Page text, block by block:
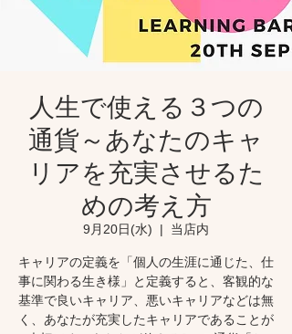
人生で使える３つの
通貨～あなたのキャ
リアを充実させるた
めの考え方
9月20日(水)
  |
当店内
キャリアの定義を「個人の生涯に通じた、仕
事に関わる生き様」と定義すると、客観的な
基準で良いキャリア、悪いキャリアなどは無
く、あなたが充実したキャリアであることが